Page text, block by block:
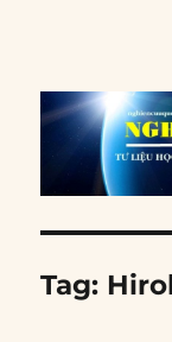
Tag: